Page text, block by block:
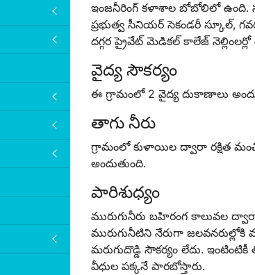
ఇంజనీరింగ్ కళాశాల బోబోలిలో ఉంది.
ప్రభుత్వ సీనియర్ సెకండరీ స్కూల్,
దగ్గర ప్రైవేట్ మెడికల్ కాలేజ్
వైద్య సౌకర్యం
ఈ గ్రామంలో 2 వైద్య దుకాణాలు
తాగు నీరు
గ్రామంలో కుళాయిల ద్వారా రక్షిత
అందుతుంది.
పారిశుధ్యం
మురుగునీరు బహిరంగ కాలువల
మురుగునీటిని నేరుగా జలవనరుల్లోకి
మరుగుదొడ్డి సౌకర్యం లేదు. ఇంటింటికీ
వీధుల పక్కనే పారబోస్తారు.